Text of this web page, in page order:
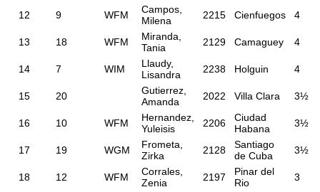
12 9 WFM
Campos,
Milena
2215 Cienfuegos 4
13 18 WFM
Miranda,
Tania
2129 Camaguey 4
14 7 WIM
Llaudy,
Lisandra
2238 Holguin 4
15 20
Gutierrez,
Amanda
2022 Villa Clara 3½
16 10 WFM
Hernandez,
Yuleisis
2206
Ciudad
Habana
3½
17 19 WGM
Frometa,
Zirka
2128
Santiago
de Cuba
3½
18 12 WFM
Corrales,
Zenia
2197
Pinar del
Rio
3